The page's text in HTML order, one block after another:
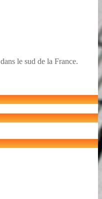
le sud de la France.